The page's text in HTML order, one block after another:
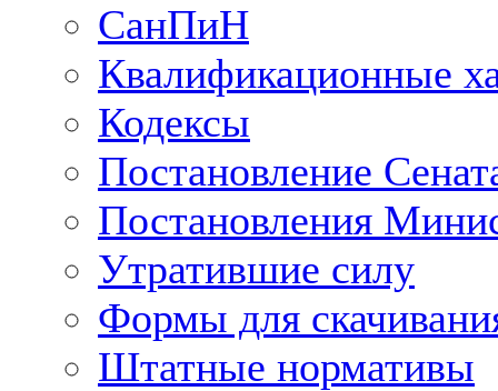
СанПиН
Квалификационные
Кодексы
Постановление
Постановления
Утратившие силу
Формы для
Штатные нормативы